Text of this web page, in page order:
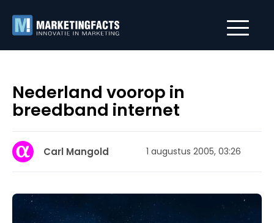
Nederland voorop in
breedband internet
Carl Mangold 1 augustus 2005, 03:26